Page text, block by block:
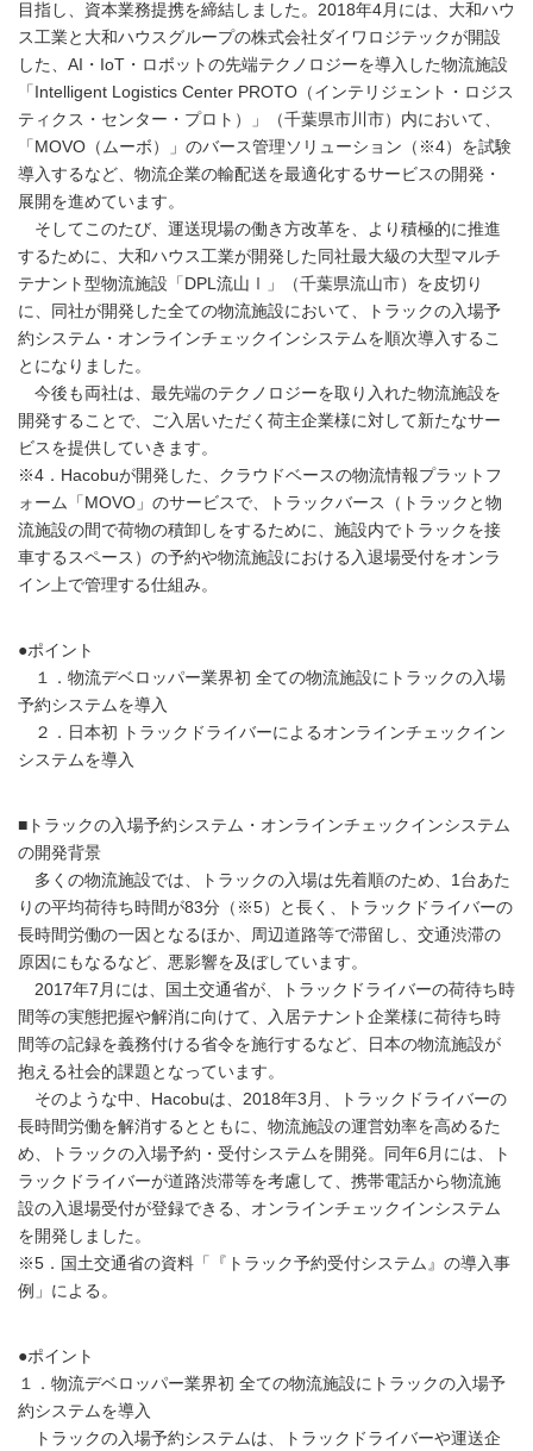
目指し、資本業務提携を締結しました。2018年4月には、大和ハウ
ス工業と大和ハウスグループの株式会社ダイワロジテックが開設
した、AI・IoT・ロボットの先端テクノロジーを導入した物流施設
「Intelligent Logistics Center PROTO（インテリジェント・ロジス
ティクス・センター・プロト）」（千葉県市川市）内において、
「MOVO（ムーボ）」のバース管理ソリューション（※4）を試験
導入するなど、物流企業の輸配送を最適化するサービスの開発・
展開を進めています。
そしてこのたび、運送現場の働き方改革を、より積極的に推進
するために、大和ハウス工業が開発した同社最大級の大型マルチ
テナント型物流施設「DPL流山Ⅰ」（千葉県流山市）を皮切り
に、同社が開発した全ての物流施設において、トラックの入場予
約システム・オンラインチェックインシステムを順次導入するこ
とになりました。
今後も両社は、最先端のテクノロジーを取り入れた物流施設を
開発することで、ご入居いただく荷主企業様に対して新たなサー
ビスを提供していきます。
※4．Hacobuが開発した、クラウドベースの物流情報プラットフ
ォーム「MOVO」のサービスで、トラックバース（トラックと物
流施設の間で荷物の積卸しをするために、施設内でトラックを接
車するスペース）の予約や物流施設における入退場受付をオンラ
イン上で管理する仕組み。
●ポイント
１．物流デベロッパー業界初 全ての物流施設にトラックの入場
予約システムを導入
２．日本初 トラックドライバーによるオンラインチェックイン
システムを導入
■トラックの入場予約システム・オンラインチェックインシステム
の開発背景
多くの物流施設では、トラックの入場は先着順のため、1台あた
りの平均荷待ち時間が83分（※5）と長く、トラックドライバーの
長時間労働の一因となるほか、周辺道路等で滞留し、交通渋滞の
原因にもなるなど、悪影響を及ぼしています。
2017年7月には、国土交通省が、トラックドライバーの荷待ち時
間等の実態把握や解消に向けて、入居テナント企業様に荷待ち時
間等の記録を義務付ける省令を施行するなど、日本の物流施設が
抱える社会的課題となっています。
そのような中、Hacobuは、2018年3月、トラックドライバーの
長時間労働を解消するとともに、物流施設の運営効率を高めるた
め、トラックの入場予約・受付システムを開発。同年6月には、ト
ラックドライバーが道路渋滞等を考慮して、携帯電話から物流施
設の入退場受付が登録できる、オンラインチェックインシステム
を開発しました。
※5．国土交通省の資料「『トラック予約受付システム』の導入事
例」による。
●ポイント
１．物流デベロッパー業界初 全ての物流施設にトラックの入場予
約システムを導入
トラックの入場予約システムは、トラックドライバーや運送企